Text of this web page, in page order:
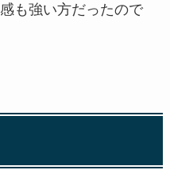
も強い方だったので